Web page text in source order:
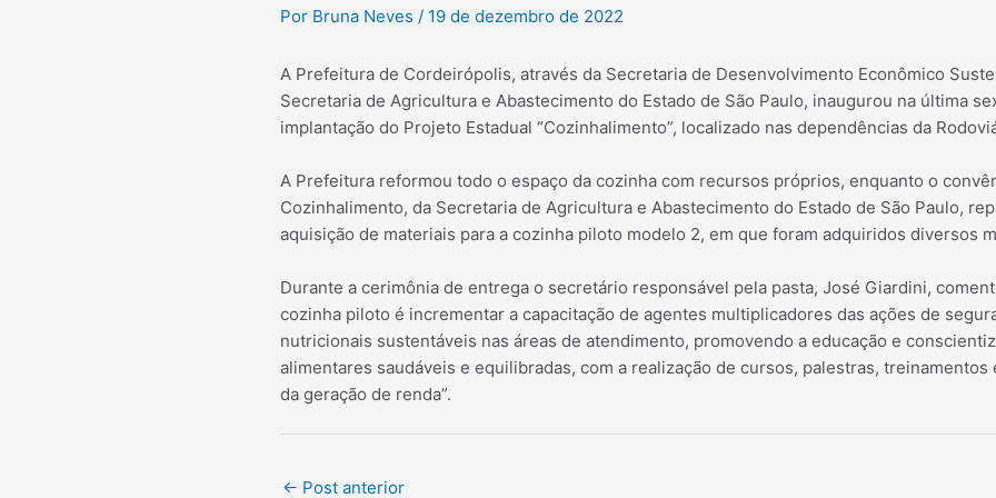
Por Bruna Neves / 19 de dezembro de 2022
A Prefeitura de Cordeirópolis, através da Secretaria de Desenvolvimento Econômico
Secretaria de Agricultura e Abastecimento do Estado de São Paulo, inaugurou na última
implantação do Projeto Estadual “Cozinhalimento”, localizado nas dependências da
A Prefeitura reformou todo o espaço da cozinha com recursos próprios, enquanto o
Cozinhalimento, da Secretaria de Agricultura e Abastecimento do Estado de São Paulo,
aquisição de materiais para a cozinha piloto modelo 2, em que foram adquiridos diversos
Durante a cerimônia de entrega o secretário responsável pela pasta, José Giardini,
cozinha piloto é incrementar a capacitação de agentes multiplicadores das ações de
nutricionais sustentáveis nas áreas de atendimento, promovendo a educação e
alimentares saudáveis e equilibradas, com a realização de cursos, palestras,
da geração de renda”.
Post
← Post anterior